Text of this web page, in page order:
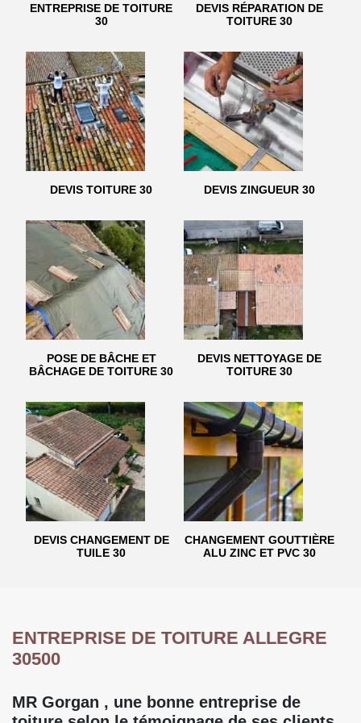
ENTREPRISE DE TOITURE
30
DEVIS RÉPARATION DE
TOITURE 30
DEVIS TOITURE 30 DEVIS ZINGUEUR 30
POSE DE BÂCHE ET
BÂCHAGE DE TOITURE 30
DEVIS NETTOYAGE DE
TOITURE 30
DEVIS CHANGEMENT DE
TUILE 30
CHANGEMENT GOUTTIÈRE
ALU ZINC ET PVC 30
ENTREPRISE DE TOITURE ALLEGRE
30500
MR Gorgan , une bonne entreprise de